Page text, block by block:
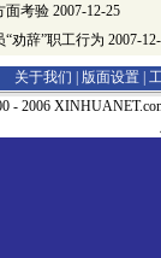
面考验 2007-12-25
劝辞”职工行为 2007-
关于我们 | 版面设置
- 2006